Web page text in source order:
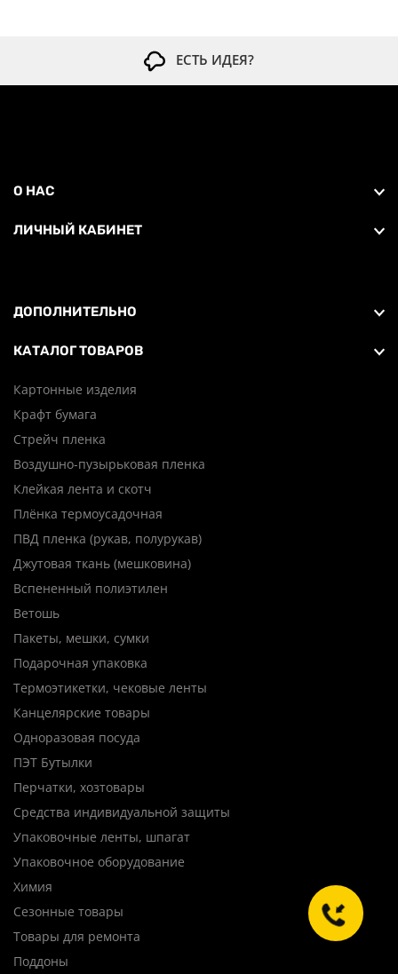
ЕСТЬ ИДЕЯ?
О НАС
ЛИЧНЫЙ КАБИНЕТ
ДОПОЛНИТЕЛЬНО
КАТАЛОГ ТОВАРОВ
Картонные изделия
Крафт бумага
Стрейч пленка
Воздушно-пузырьковая пленка
Клейкая лента и скотч
Плёнка термоусадочная
ПВД пленка (рукав, полурукав)
Джутовая ткань (мешковина)
Вспененный полиэтилен
Ветошь
Пакеты, мешки, сумки
Подарочная упаковка
Термоэтикетки, чековые ленты
Канцелярские товары
Одноразовая посуда
ПЭТ Бутылки
Перчатки, хозтовары
Средства индивидуальной защиты
Упаковочные ленты, шпагат
Упаковочное оборудование
Химия
Сезонные товары
Товары для ремонта
Поддоны